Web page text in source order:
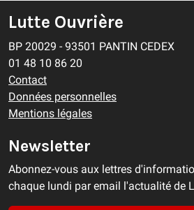
Lutte Ouvrière
BP 20029 - 93501 PANTIN CEDEX
01 48 10 86 20
Contact
Données personnelles
Mentions légales
Newsletter
Abonnez-vous aux lettres
chaque lundi par email l'actualité de